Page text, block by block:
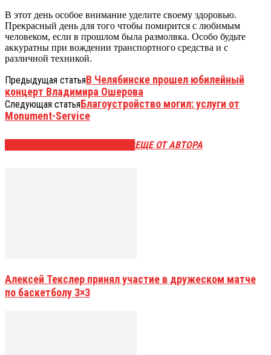
В этот день особое внимание уделите своему здоровью.
Прекрасный день для того чтобы помирится с любимым
человеком, если в прошлом была размолвка. Особо будьте
аккуратны при вождении транспортного средства и с
различной техникой.
Предыдущая статьяВ Челябинске прошел юбилейный
концерт Владимира Ошерова
Следующая статьяБлагоустройство могил: услуги от
Monument-Service
ЕЩЕ ОТ АВТОРА
Алексей Текслер принял участие в дружеском матче
по баскетболу 3×3